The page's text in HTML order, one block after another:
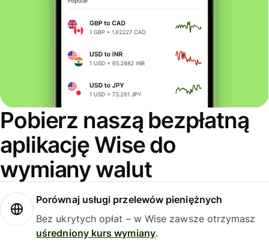
Pobierz naszą bezpłatną
aplikację Wise do
wymiany walut
Porównaj usługi przelewów pieniężnych
Bez ukrytych opłat – w Wise zawsze otrzymasz
uśredniony kurs wymiany.